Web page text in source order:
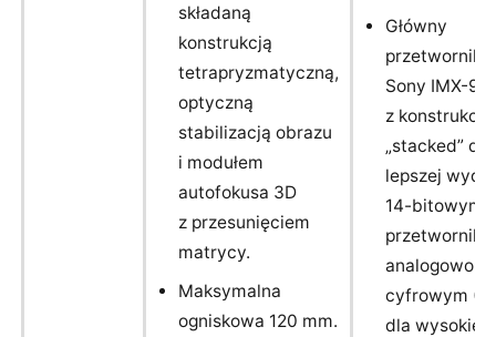
składaną
konstrukcją
tetrapryzmatyczną,
optyczną
stabilizacją obrazu
i modułem
autofokusa 3D
z przesunięciem
matrycy.
Maksymalna
ogniskowa 120 mm.
Główny
przetwornik
Sony IMX-
z
„stacked” dla
lepszej
14-bitowym
analogowo-
cyfrowym
dla wysokiej